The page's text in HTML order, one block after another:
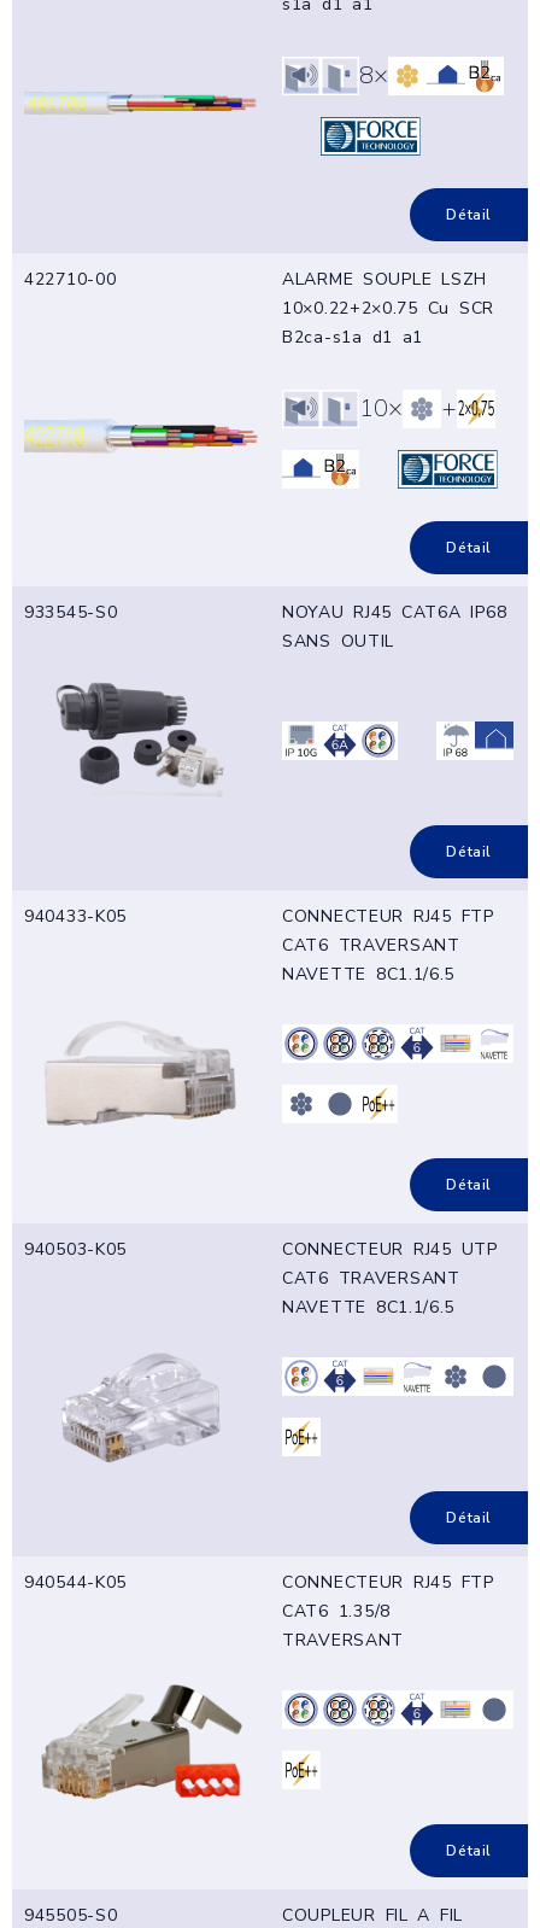
8×
Détail
422710-00
ALARME SOUPLE LSZH
10×0.22+2×0.75 Cu SCR
B2ca-s1a d1 a1
10× +
Détail
933545-S0
NOYAU RJ45 CAT6A IP68
SANS OUTIL
Détail
940433-K05
CONNECTEUR RJ45 FTP
CAT6 TRAVERSANT
NAVETTE 8C1.1/6.5
Détail
940503-K05
CONNECTEUR RJ45 UTP
CAT6 TRAVERSANT
NAVETTE 8C1.1/6.5
Détail
940544-K05
CONNECTEUR RJ45 FTP
CAT6 1.35/8
TRAVERSANT
Détail
945505-S0 COUPLEUR FIL A FIL